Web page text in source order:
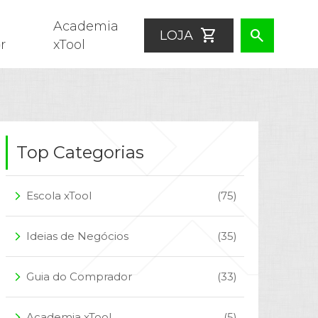
Academia
xTool
LOJA shopping_cart search
Top Categorias
arrow_forward_ios Escola xTool (75)
arrow_forward_ios Ideias de Negócios (35)
arrow_forward_ios Guia do Comprador (33)